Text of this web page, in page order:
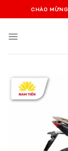
qua
dung
CHÀO